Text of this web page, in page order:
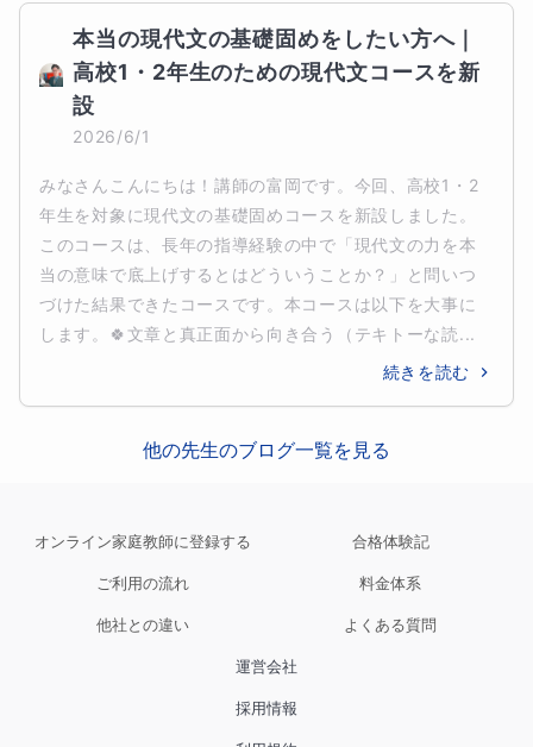
本当の現代文の基礎固めをしたい方へ｜
高校1・2年生のための現代文コースを新
設
2026/6/1
みなさんこんにちは！講師の富岡です。今回、高校1・2
年生を対象に現代文の基礎固めコースを新設しました。
このコースは、長年の指導経験の中で「現代文の力を本
当の意味で底上げするとはどういうことか？」と問いつ
づけた結果できたコースです。本コースは以下を大事に
します。🍀文章と真正面から向き合う（テキトーな読...
続きを読む
他の先生のブログ一覧を見る
オンライン家庭教師に登録する 合格体験記
ご利用の流れ 料金体系
他社との違い よくある質問
運営会社
採用情報